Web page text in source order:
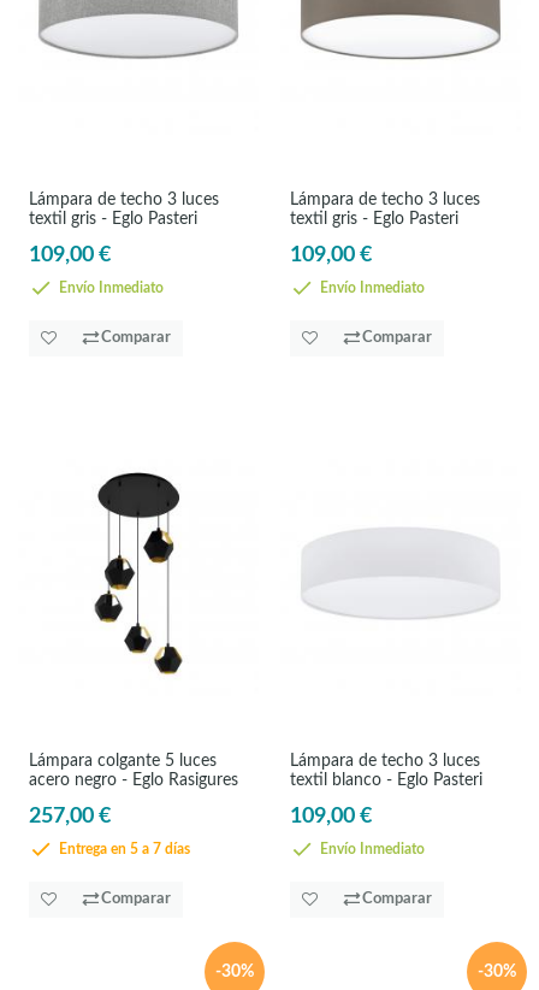
Lámpara de techo 3 luces
textil gris - Eglo Pasteri
109,00 €
Envío Inmediato
Comparar
Lámpara de techo 3 luces
textil gris - Eglo Pasteri
109,00 €
Envío Inmediato
Comparar
Lámpara colgante 5 luces
acero negro - Eglo Rasigures
257,00 €
Entrega en 5 a 7 días
Comparar
Lámpara de techo 3 luces
textil blanco - Eglo Pasteri
109,00 €
Envío Inmediato
Comparar
-30% -30%